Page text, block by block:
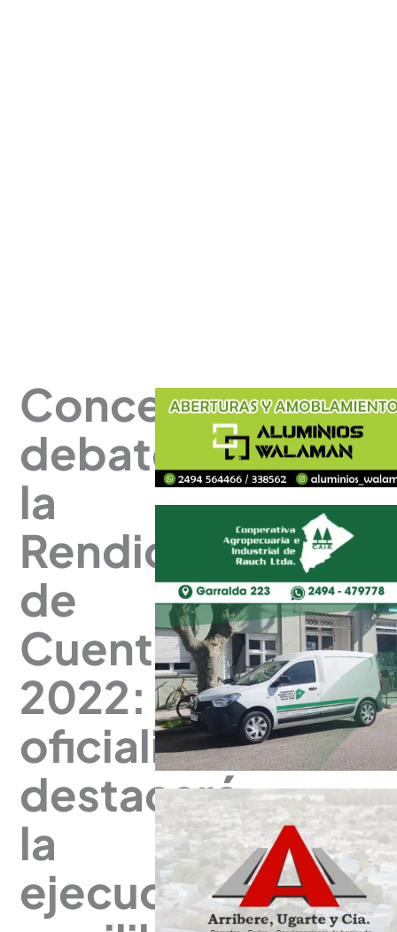
Concejo
debate
la
Rendición
de
Cuentas
2022: el
oficialismo
destacará
la
ejecución